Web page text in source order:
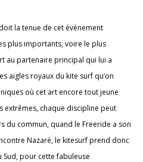
la tenue de cet évènement
plus importants, voire le plus
au partenaire principal qui lui a
aigles royaux du kite surf qu’on
où cet art encore tout jeune
extrêmes, chaque discipline peut
du commun, quand le Freeride a son
Nazaré, le kitesurf prend donc
Sud, pour cette fabuleuse